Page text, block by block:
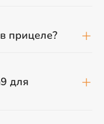
прицеле?
для